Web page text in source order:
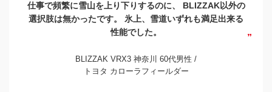
仕事で頻繁に雪山を上り下りするのに、
BLIZZAK以外の
選択肢は無かったです。
氷上、雪道いずれも満足出来る
性能でした。
BLIZZAK VRX3 神奈川 60代男性 /
トヨタ カローラフィールダー